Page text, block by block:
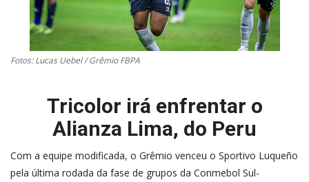
Fotos: Lucas Uebel / Grêmio FBPA
Tricolor irá enfrentar o
Alianza Lima, do Peru
Com a equipe modificada, o Grêmio venceu o Sportivo Luqueño
pela última rodada da fase de grupos da Conmebol Sul-